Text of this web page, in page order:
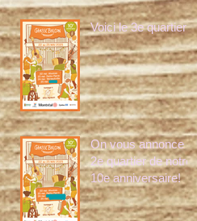
Voici le 3e quartier!
On vous annonce le
2e quartier de notre
10e anniversaire!